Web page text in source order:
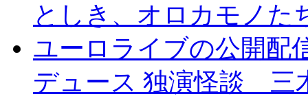
としき、オロカモノた
ユーロライブの公開
デュース 独演怪談 三